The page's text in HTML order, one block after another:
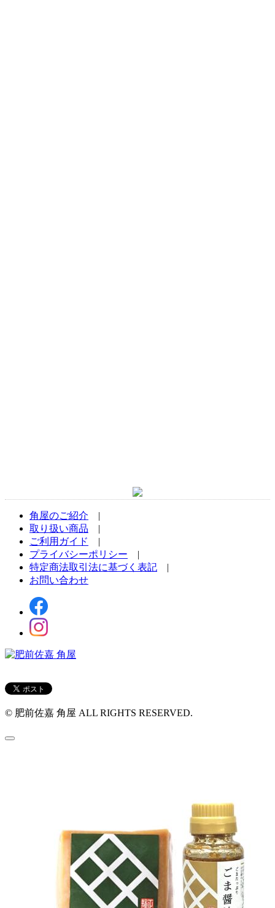
角屋のご紹介 |
取り扱い商品 |
ご利用ガイド
|
プライバシーポリシー |
特定商法取引法に基づく表記 |
お問い合わせ
© 肥前佐嘉 角屋 ALL RIGHTS RESERVED.